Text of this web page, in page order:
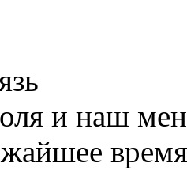
и наш
время